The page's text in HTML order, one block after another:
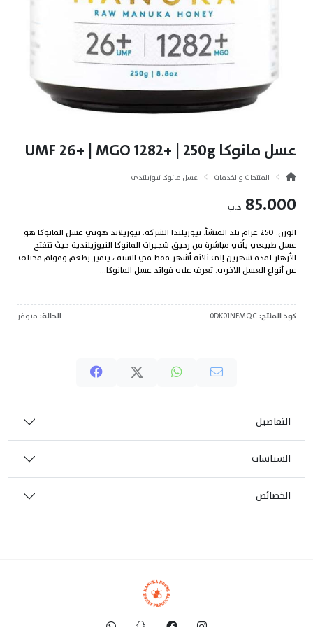
عسل مانوكا UMF 26+ | MGO 1282+ | 250g
المنتجات والخدمات عسل مانوكا نيوزيلندي
85.000 د.ب
الوزن: 250 غرام بلد المنشأ: نيوزيلندا الشركة: نيوزيلاند هوني عسل المانوكا هو
عسل طبيعي يأتي مباشرة من رحيق شجيرات المانوكا النيوزيلندية حيث تتفتح
الأزهار لمدة شهرين إلى ثلاثة أشهر فقط في السنة.، يتميز بطعم وقوام مختلف
عن أنواع العسل الاخرى. تعرف على فوائد عسل المانوكا...
كود المنتج: الحالة: متوفر
التفاصيل
السياسات
الخصائص